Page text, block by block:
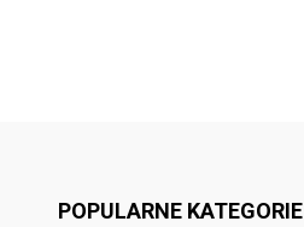
POPULARNE KATEGORIE